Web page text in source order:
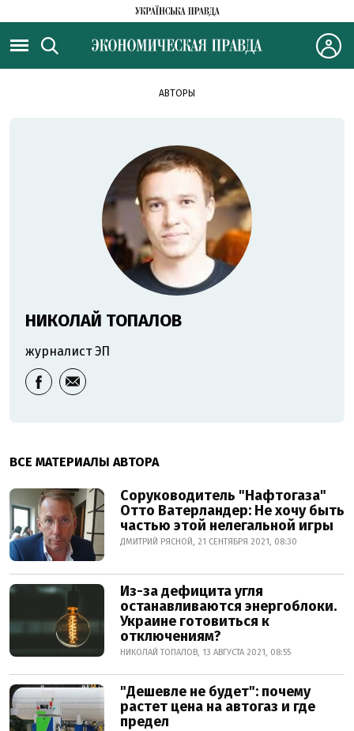
АВТОРЫ
НИКОЛАЙ ТОПАЛОВ
журналист ЭП
ВСЕ МАТЕРИАЛЫ АВТОРА
Соруководитель "Нафтогаза"
Отто Ватерландер: Не хочу быть
частью этой нелегальной игры
ДМИТРИЙ РЯСНОЙ, 21 СЕНТЯБРЯ 2021, 08:30
Из-за дефицита угля
останавливаются энергоблоки.
Украине готовиться к
отключениям?
НИКОЛАЙ ТОПАЛОВ, 13 АВГУСТА 2021, 08:55
"Дешевле не будет": почему
растет цена на автогаз и где
предел